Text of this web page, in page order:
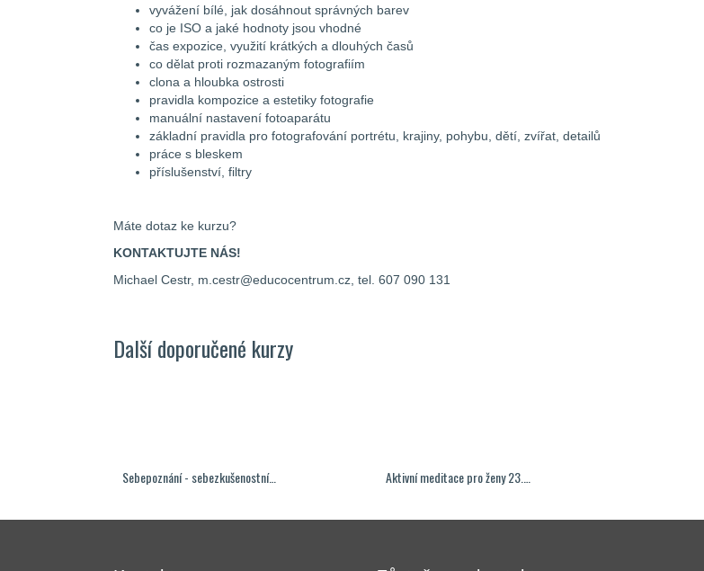
vyvážení bílé, jak dosáhnout správných barev
co je ISO a jaké hodnoty jsou vhodné
čas expozice, využití krátkých a dlouhých časů
co dělat proti rozmazaným fotografiím
clona a hloubka ostrosti
pravidla kompozice a estetiky fotografie
manuální nastavení fotoaparátu
základní pravidla pro fotografování portrétu, krajiny, pohybu, dětí, zvířat, detailů
práce s bleskem
příslušenství, filtry
Máte dotaz ke kurzu?
KONTAKTUJTE NÁS!
Michael Cestr, m.cestr@educocentrum.cz, tel. 607 090 131
Další doporučené kurzy
Sebepoznání - sebezkušenostní… Aktivní meditace pro ženy 23.…